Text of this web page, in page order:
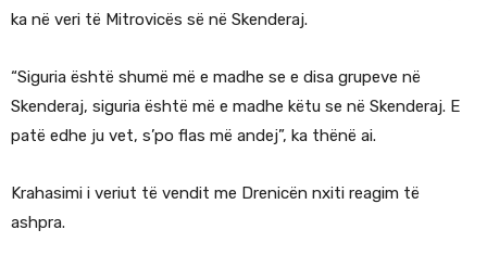
ka në veri të Mitrovicës së në Skenderaj.
“Siguria është shumë më e madhe se e disa grupeve në
Skenderaj, siguria është më e madhe këtu se në Skenderaj. E
patë edhe ju vet, s’po flas më andej”, ka thënë ai.
Krahasimi i veriut të vendit me Drenicën nxiti reagim të
ashpra.